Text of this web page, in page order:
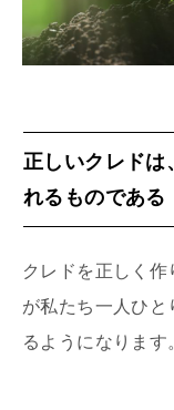
正しいクレドは
れるものである
クレドを正しく
が私たち一人ひと
るようになります